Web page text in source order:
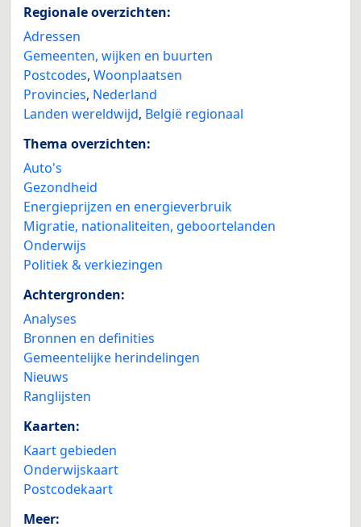
Regionale overzichten:
Adressen
Gemeenten, wijken en buurten
Postcodes, Woonplaatsen
Provincies, Nederland
Landen wereldwijd, België regionaal
Thema overzichten:
Auto's
Gezondheid
Energieprijzen en energieverbruik
Migratie, nationaliteiten, geboortelanden
Onderwijs
Politiek & verkiezingen
Achtergronden:
Analyses
Bronnen en definities
Gemeentelijke herindelingen
Nieuws
Ranglijsten
Kaarten:
Kaart gebieden
Onderwijskaart
Postcodekaart
Meer: